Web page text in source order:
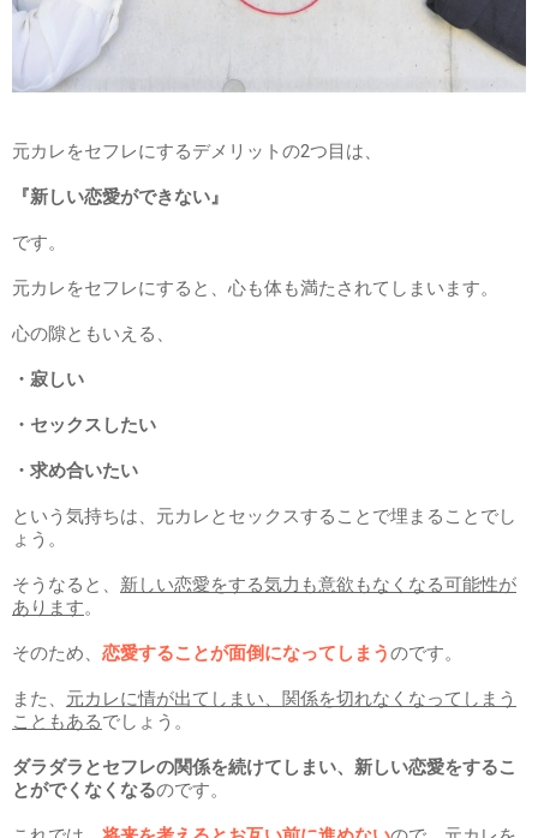
元カレをセフレにするデメリットの2つ目は、
『新しい恋愛ができない』
です。
元カレをセフレにすると、心も体も満たされてしまいます。
心の隙ともいえる、
・寂しい
・セックスしたい
・求め合いたい
という気持ちは、元カレとセックスすることで埋まることでし
ょう。
そうなると、 新しい恋愛をする気力も意欲もなくなる可能性が
あります。
そのため、 恋愛することが面倒になってしまうのです。
また、 元カレに情が出てしまい、関係を切れなくなってしまう
こともあるでしょう。
ダラダラとセフレの関係を続けてしまい、新しい恋愛をするこ
とがでくなくなるのです。